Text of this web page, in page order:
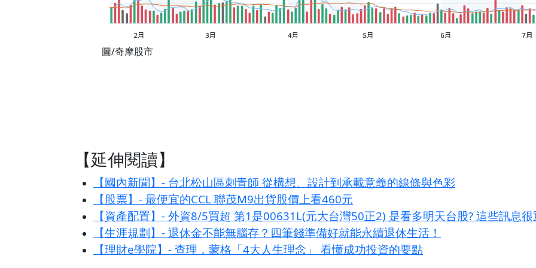
圖/奇摩股市
【延伸閱讀】
【國內新聞】- 台北松山區刺青師 從構想、設計到承載意義的線條與色彩
【股票】- 最便宜的CCL 聯茂M9出貨股價上看460元
【資產配置】- 外資8/5買超 第1是00631L(元大台灣50正2) 是看多明天台股? 這些訊息
【生涯規劃】- 退休金不能無腦存？四筆錢準備好就能永續退休生活！
【理財e學院】- 查理．蒙格「4大人生理念」 看懂成功投資的要點